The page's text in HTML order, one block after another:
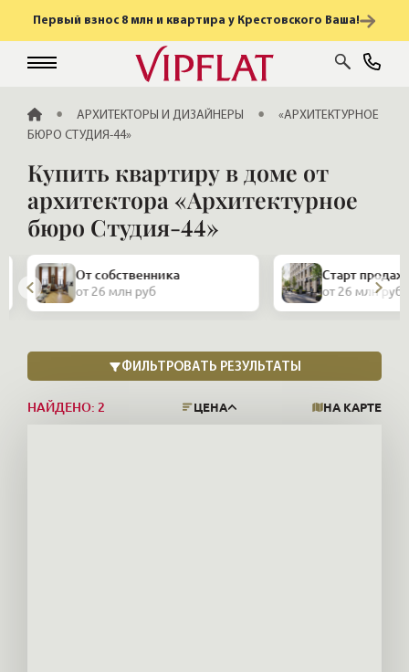
Первый взнос 8 млн и квартира у Крестовского Ваша!
ГЛАВНАЯАРХИТЕКТОРЫ И ДИЗАЙНЕРЫ
«АРХИТЕКТУРНОЕ
БЮРО СТУДИЯ-44»
Купить квартиру в доме от
архитектора «Архитектурное
бюро Студия-44»
Старт продаж
от 26 млн руб
Закрытая
и
от 26 млн руб
НАЙДЕНО: 2 ЦЕНА НА КАРТЕ